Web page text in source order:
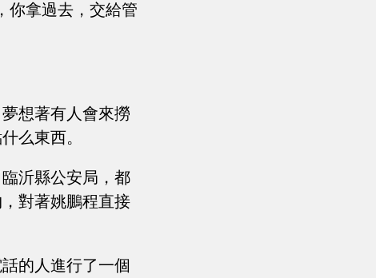
你拿過去，交給管
想著有人會來撈
么東西。
沂縣公安局，都
對著姚鵬程直接
的人進行了一個